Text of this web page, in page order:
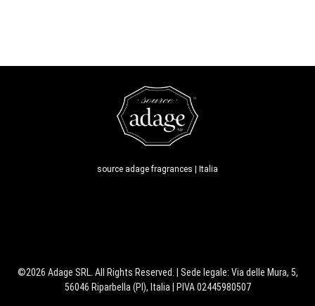
source adage fragrances | Italia
©2026 Adage SRL. All Rights Reserved. | Sede legale: Via delle Mura, 5,
56046 Riparbella (PI), Italia | PIVA 02445980507